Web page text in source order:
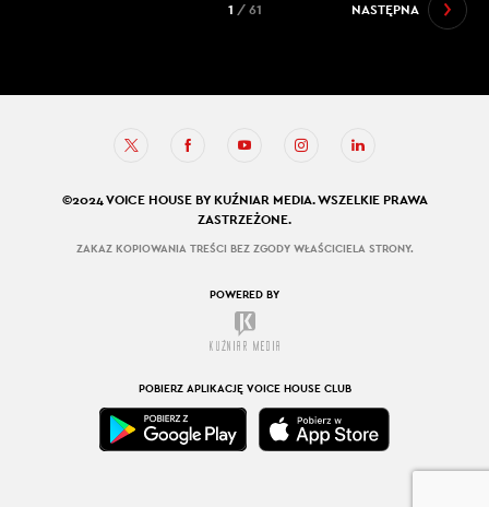
NASTĘPNA
1 / 61
©2024 VOICE HOUSE BY KUŹNIAR MEDIA. WSZELKIE PRAWA
ZASTRZEŻONE.
ZAKAZ KOPIOWANIA TREŚCI BEZ ZGODY WŁAŚCICIELA STRONY.
POWERED BY
POBIERZ APLIKACJĘ VOICE HOUSE CLUB